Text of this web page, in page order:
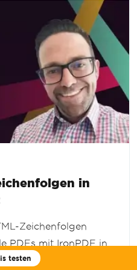
in
Zeichenfolgen
PDFs mit IronPDF in
Tutorial führt Sie durch
testen